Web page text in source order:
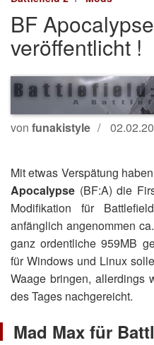
BF
veröffentlicht !
von funakistyle
Mit etwas Verspätung
Apocalypse (BF:A) die
Modifikation für
anfänglich angenommen
ganz ordentliche 959MB
für Windows und Linux
Waage bringen, allerdings
des Tages nachgereicht.
Mad Max für